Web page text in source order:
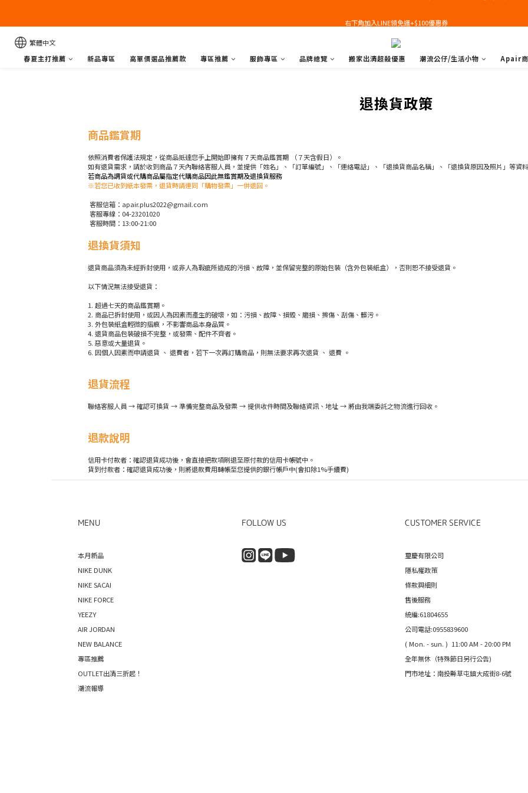
即日起，預購商品可提供部分訂金後尾款貨到付款(需協助請洽官line:@apair)
繁體中文
春夏主打推薦
新品專區 高單價選品推薦款 專區推薦 服飾專區 品牌總覽 搬家出清超殺優惠 潮流公仔/生活小物 Apair
退換貨政策
商品鑑賞期
依照消費者保護法規定，從商品抵達您手上開始即擁有７天商品鑑賞期 （７天含假日）。
如有退貨需求，請於收到商品７天內聯絡客服人員，並提供「姓名」、「訂單編號」、「連絡電話」、「退換貨商品名稱」、「退換貨原因及照片」等資
若商品為調貨或代購商品屬指定代購商品因此無鑑賞期及退換貨服務
※若您已收到紙本發票，退貨時請連同「購物發票」一併退回。
客服信箱：apair.plus2022@gmail.com
客服專線：04-23201020
客服時間：13:00-21:00
退換貨須知
退貨商品須為未經拆封使用，或非人為瑕疵所造成的污損、故障，並保留完整的原始包裝（含外包裝紙盒），否則恕不接受退貨。
以下情況無法接受退貨：
超過七天的商品鑑賞期。
商品已拆封使用，或因人為因素而產生的破壞，如：污損、故障、損毀、磨損、擦傷、刮傷、髒污。
外包裝紙盒輕微的摺痕，不影響商品本身品質。
退貨商品包裝破損不完整，或發票、配件不齊者。
惡意或大量退貨。
因個人因素而申請退貨 、 退費者，若下一次再訂購商品，則無法要求再次退貨 、 退費 。
退貨流程
聯絡客服人員 → 確認可換貨 → 準備完整商品及發票 → 提供收件時間及聯絡資訊、地址 → 將由我端委託之物流進行回收。
退款說明
信用卡付款者：確認退貨成功後，會直接把款項刷退至原付款的信用卡帳號中。
貨到付款者：確認退貨成功後，則將退款費用轉帳至您提供的銀行帳戶中(會扣除1%手續費)
MENU
本月新品
NIKE DUNK
NIKE SACAI
NIKE FORCE
YEEZY
AIR JORDAN
NEW BALANCE
專區推薦
OUTLET出清三折起！
潮流報導
FOLLOW US CUSTOMER SERVICE
璽慶有限公司
隱私權政策
條款與細則
售後服務
統編:61804655
公司電話:0955839600
( Mon. - sun. ) 11:00 AM - 20:00 PM
全年無休（特殊節日另行公告)
門市地址：南投縣草屯鎮大成街8-6號